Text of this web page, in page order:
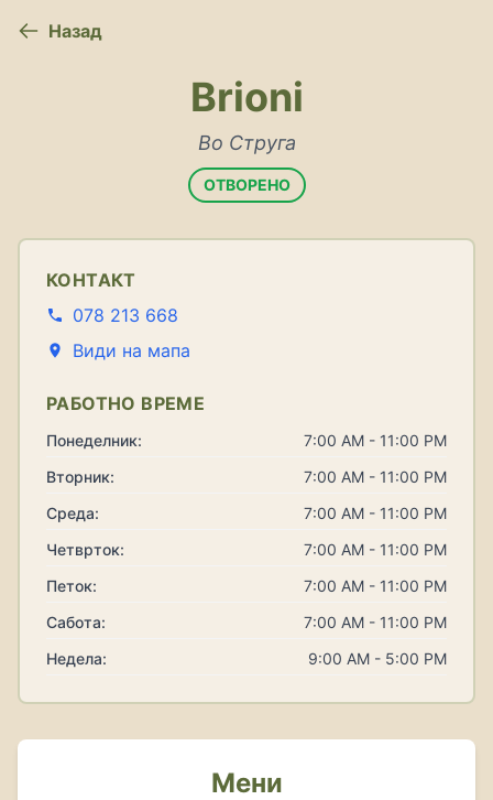
Назад
Brioni
Во Струга
ОТВОРЕНО
КОНТАКТ
078 213 668
Види на мапа
РАБОТНО ВРЕМЕ
Понеделник:
7:00 AM - 11:00 PM
Вторник:
7:00 AM - 11:00 PM
Среда:
7:00 AM - 11:00 PM
Четврток:
7:00 AM - 11:00 PM
Петок:
7:00 AM - 11:00 PM
Сабота:
7:00 AM - 11:00 PM
Недела:
9:00 AM - 5:00 PM
Мени